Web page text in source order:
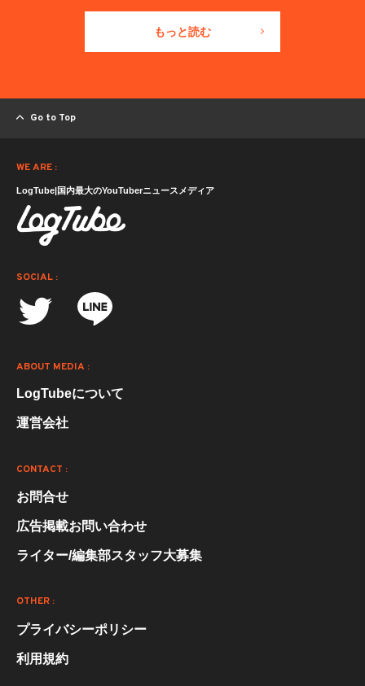
もっと読む
Go to Top
WE ARE :
LogTube|国内最大のYouTuberニュースメディア
SOCIAL :
ABOUT MEDIA :
LogTubeについて
運営会社
CONTACT :
お問合せ
広告掲載お問い合わせ
ライター/編集部スタッフ大募集
OTHER :
プライバシーポリシー
利用規約